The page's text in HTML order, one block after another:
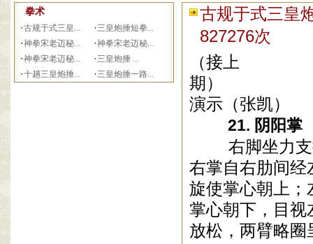
拳术
·古规于式三皇... ·三皇炮捶短拳...
·神拳宋老迈秘... ·神拳宋老迈秘...
·神拳宋老迈秘... ·三皇炮捶 ...
·十趟三皇炮捶... ·三皇炮捶一路...
古规于式三
827276次
（接上
演示（张凯）
21. 阴阳掌
右脚坐力支撑
右掌自右肋间经
旋使掌心朝上；
掌心朝下，目视
放松，两臂略圈